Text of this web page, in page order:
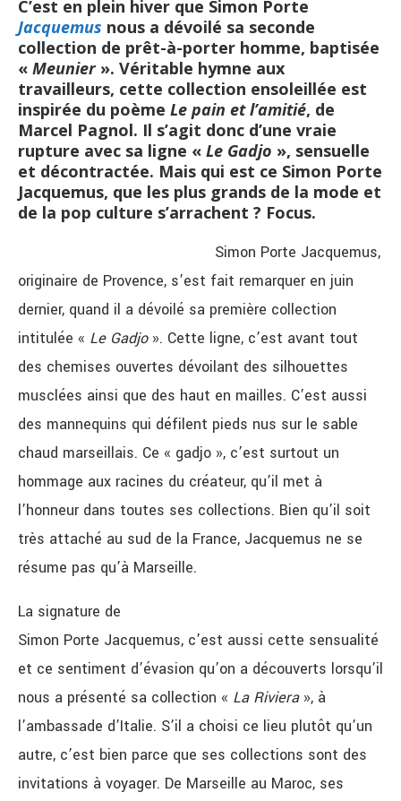
C’est en plein hiver que Simon Porte
Jacquemus nous a dévoilé sa seconde
collection de prêt-à-porter homme, baptisée
« Meunier ». Véritable hymne aux
travailleurs, cette collection ensoleillée est
inspirée du poème Le pain et l’amitié, de
Marcel Pagnol. Il s’agit donc d’une vraie
rupture avec sa ligne « Le Gadjo », sensuelle
et décontractée. Mais qui est ce Simon Porte
Jacquemus, que les plus grands de la mode et
de la pop culture s’arrachent ? Focus.
Simon Porte Jacquemus,
originaire de Provence, s’est fait remarquer en juin
dernier, quand il a dévoilé sa première collection
intitulée « Le Gadjo». Cette ligne, c’est avant tout
des chemises ouvertes dévoilant des silhouettes
musclées ainsi que des haut en mailles. C’est aussi
des mannequins qui défilent pieds nus sur le sable
chaud marseillais. Ce « gadjo », c’est surtout un
hommage aux racines du créateur, qu’il met à
l’honneur dans toutes ses collections. Bien qu’il soit
très attaché au sud de la France, Jacquemus ne se
résume pas qu’à Marseille.
La signature de
Simon Porte Jacquemus, c’est aussi cette sensualité
et ce sentiment d’évasion qu’on a découverts lorsqu’il
nous a présenté sa collection « La Riviera», à
l’ambassade d’Italie. S’il a choisi ce lieu plutôt qu’un
autre, c’est bien parce que ses collections sont des
invitations à voyager. De Marseille au Maroc, ses